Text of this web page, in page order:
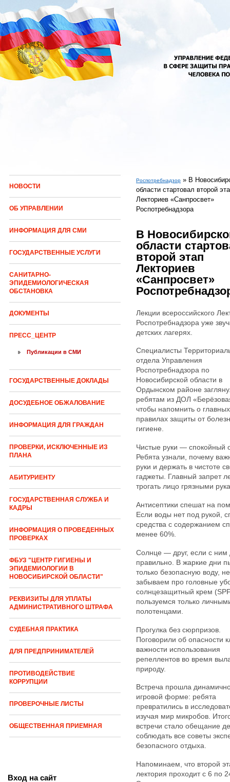
Перейти к основному содержанию
НОВОСТИ
ОБ УПРАВЛЕНИИ
ИНФОРМАЦИЯ ДЛЯ СМИ
ГОСУДАРСТВЕННЫЕ УСЛУГИ
САНИТАРНО-
ЭПИДЕМИОЛОГИЧЕСКАЯ
ОБСТАНОВКА
ДОКУМЕНТЫ
ПРЕСС_ЦЕНТР
Публикации в СМИ
ГОСУДАРСТВЕННЫЕ ДОКЛАДЫ
ДОСУДЕБНОЕ ОБЖАЛОВАНИЕ
ИНФОРМАЦИЯ ДЛЯ ГРАЖДАН
ПРОВЕРКИ, ИСКЛЮЧЕННЫЕ ИЗ
ПЛАНА
АБИТУРИЕНТУ
ГОСУДАРСТВЕННАЯ СЛУЖБА И
КАДРЫ
ИНФОРМАЦИЯ О ПРОВЕДЕННЫХ
ПРОВЕРКАХ
ФБУЗ "ЦЕНТР ГИГИЕНЫ И
ЭПИДЕМИОЛОГИИ В
НОВОСИБИРСКОЙ ОБЛАСТИ"
РЕКВИЗИТЫ ДЛЯ УПЛАТЫ
АДМИНИСТРАТИВНОГО ШТРАФА
СУДЕБНАЯ ПРАКТИКА
ДЛЯ ПРЕДПРИНИМАТЕЛЕЙ
ПРОТИВОДЕЙСТВИЕ
КОРРУПЦИИ
ПРОВЕРОЧНЫЕ ЛИСТЫ
ОБЩЕСТВЕННАЯ ПРИЕМНАЯ
Вход на сайт
Вы здесь
Роспотребнадзор » В
области стартовал второй
Лекториев «Санпросвет»
Роспотребнадзора
В
области
второй этап
Лекториев
«Санпросвет»
Лекции всероссийского
Роспотребнадзора уже
детских лагерях.
Специалисты
отдела Управления
Роспотребнадзора по
Новосибирской области в
Ордынском районе
ребятам из ДОЛ
чтобы напомнить о главных
правилах защиты от
гигиене.
Чистые руки — спокойный
Ребята узнали, почему
руки и держать в чистоте
гаджеты. Главный запрет
трогать лицо грязными
Антисептики спешат на
Если воды нет под рукой,
средства с содержанием
менее 60%.
Солнце — друг, если с ним
правильно. В жаркие дни
только безопасную воду, не
забываем про головные
солнцезащитный крем
пользуемся только
полотенцами.
Прогулка без сюрпризов.
Поговорили об опасности
важности использования
репеллентов во время
природу.
Встреча прошла
игровой форме: ребята
превратились в
изучая мир микробов.
встречи стало обещание
соблюдать все советы
безопасного отдыха.
Напоминаем, что второй
лектория проходит с 6 по